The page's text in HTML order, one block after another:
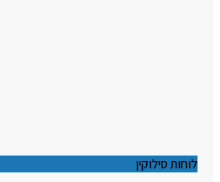
לוחות סילוקין